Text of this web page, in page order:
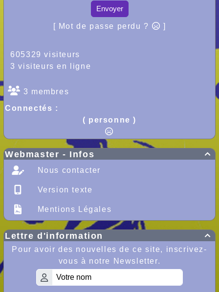
Envoyer
[ Mot de passe perdu ? ]
605329 visiteurs
3 visiteurs en ligne
3 membres
Connectés :
( personne )

Webmaster - Infos
Nous contacter
Version texte
Mentions Légales

Lettre d'information
Pour avoir des nouvelles de ce site, inscrivez-
vous à notre Newsletter.